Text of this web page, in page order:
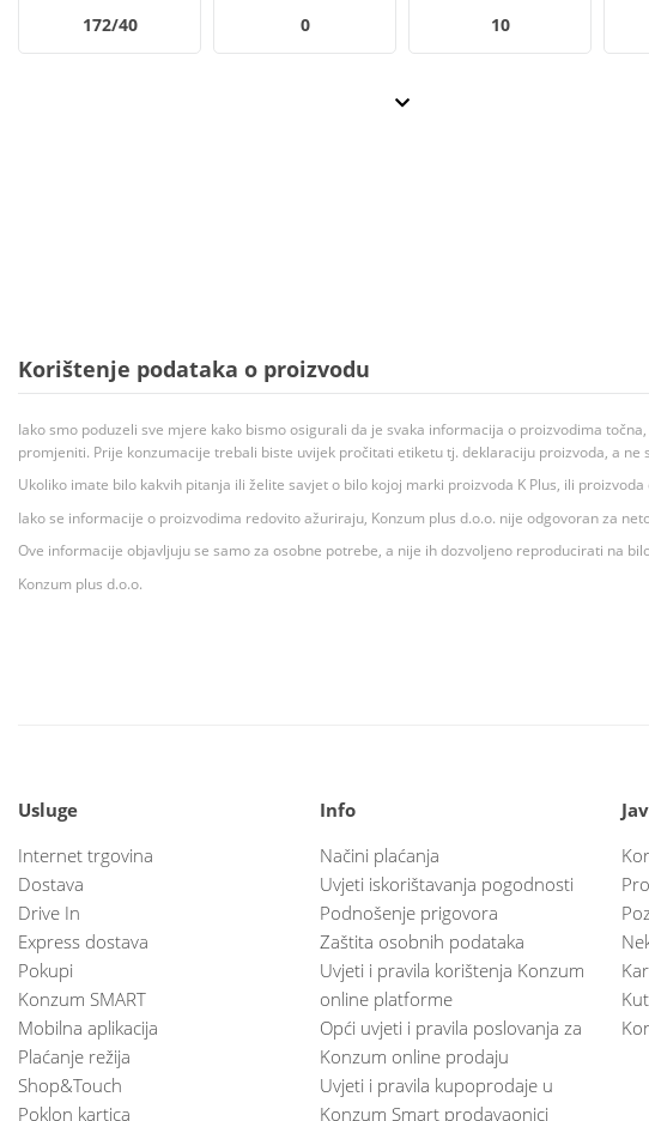
172/40 0 10
Korištenje podataka o proizvodu
Iako smo poduzeli sve mjere kako bismo osigurali da je svaka informacija o proizvodima
promjeniti. Prije konzumacije trebali biste uvijek pročitati etiketu tj. deklaraciju proizvoda, a
Ukoliko imate bilo kakvih pitanja ili želite savjet o bilo kojoj marki proizvoda K Plus, ili
Iako se informacije o proizvodima redovito ažuriraju, Konzum plus d.o.o. nije odgovoran za
Ove informacije objavljuju se samo za osobne potrebe, a nije ih dozvoljeno reproducirati na
Konzum plus d.o.o.
Usluge
Internet trgovina
Dostava
Drive In
Express dostava
Pokupi
Konzum SMART
Mobilna aplikacija
Plaćanje režija
Shop&Touch
Poklon kartica
Info
Načini plaćanja
Uvjeti iskorištavanja pogodnosti
Podnošenje prigovora
Zaštita osobnih podataka
Uvjeti i pravila korištenja Konzum
online platforme
Opći uvjeti i pravila poslovanja za
Konzum online prodaju
Uvjeti i pravila kupoprodaje u
Konzum Smart prodavaonici